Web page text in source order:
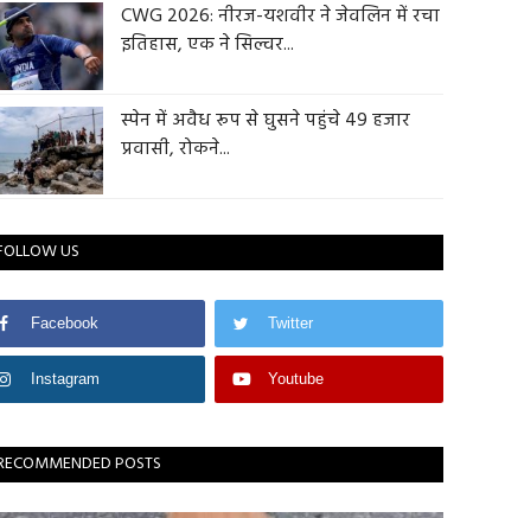
CWG 2026: नीरज-यशवीर ने जेवलिन में रचा
इतिहास, एक ने सिल्वर...
स्पेन में अवैध रूप से घुसने पहुंचे 49 हजार
प्रवासी, रोकने...
US
Facebook Twitter
Instagram Youtube
POSTS